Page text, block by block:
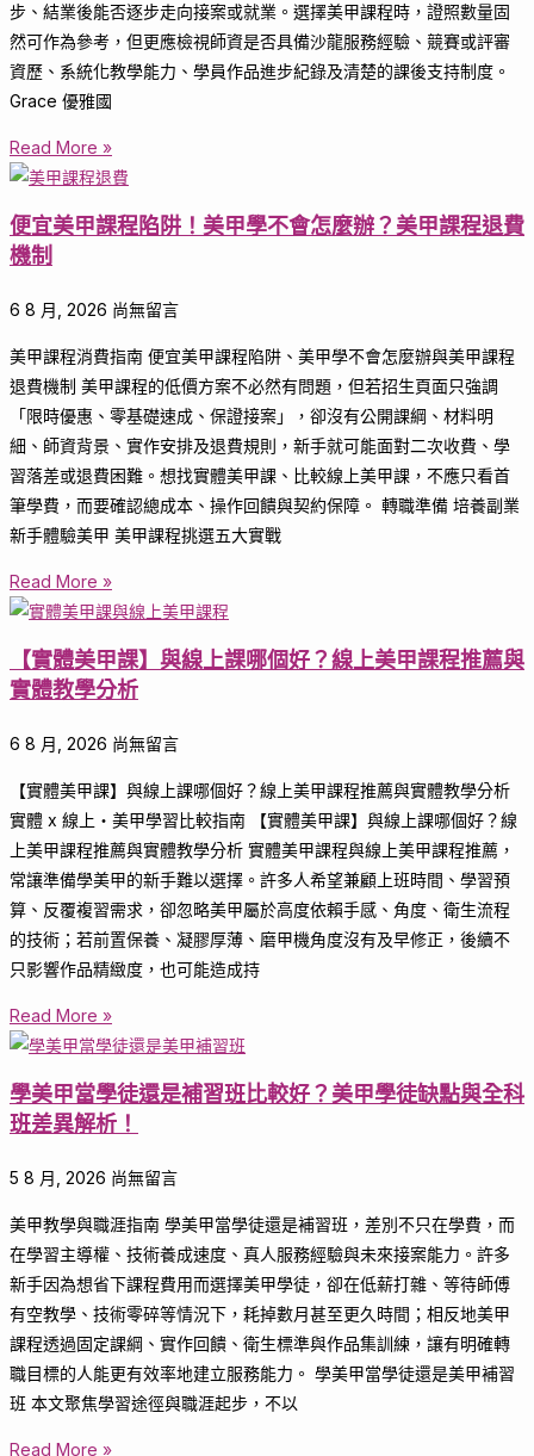
步、結業後能否逐步走向接案或就業。選擇美甲課程時，證照數量固
然可作為參考，但更應檢視師資是否具備沙龍服務經驗、競賽或評審
資歷、系統化教學能力、學員作品進步紀錄及清楚的課後支持制度。
Grace 優雅國
Read More »
便宜美甲課程陷阱！美甲學不會怎麼辦？美甲課程退費
機制
6 8 月, 2026 尚無留言
美甲課程消費指南 便宜美甲課程陷阱、美甲學不會怎麼辦與美甲課程
退費機制 美甲課程的低價方案不必然有問題，但若招生頁面只強調
「限時優惠、零基礎速成、保證接案」，卻沒有公開課綱、材料明
細、師資背景、實作安排及退費規則，新手就可能面對二次收費、學
習落差或退費困難。想找實體美甲課、比較線上美甲課，不應只看首
筆學費，而要確認總成本、操作回饋與契約保障。 轉職準備 培養副業
新手體驗美甲 美甲課程挑選五大實戰
Read More »
【實體美甲課】與線上課哪個好？線上美甲課程推薦與
實體教學分析
6 8 月, 2026 尚無留言
【實體美甲課】與線上課哪個好？線上美甲課程推薦與實體教學分析
實體 x 線上・美甲學習比較指南 【實體美甲課】與線上課哪個好？線
上美甲課程推薦與實體教學分析 實體美甲課程與線上美甲課程推薦，
常讓準備學美甲的新手難以選擇。許多人希望兼顧上班時間、學習預
算、反覆複習需求，卻忽略美甲屬於高度依賴手感、角度、衛生流程
的技術；若前置保養、凝膠厚薄、磨甲機角度沒有及早修正，後續不
只影響作品精緻度，也可能造成持
Read More »
學美甲當學徒還是補習班比較好？美甲學徒缺點與全科
班差異解析！
5 8 月, 2026 尚無留言
美甲教學與職涯指南 學美甲當學徒還是補習班，差別不只在學費，而
在學習主導權、技術養成速度、真人服務經驗與未來接案能力。許多
新手因為想省下課程費用而選擇美甲學徒，卻在低薪打雜、等待師傅
有空教學、技術零碎等情況下，耗掉數月甚至更久時間；相反地美甲
課程透過固定課綱、實作回饋、衛生標準與作品集訓練，讓有明確轉
職目標的人能更有效率地建立服務能力。 學美甲當學徒還是美甲補習
班 本文聚焦學習途徑與職涯起步，不以
Read More »